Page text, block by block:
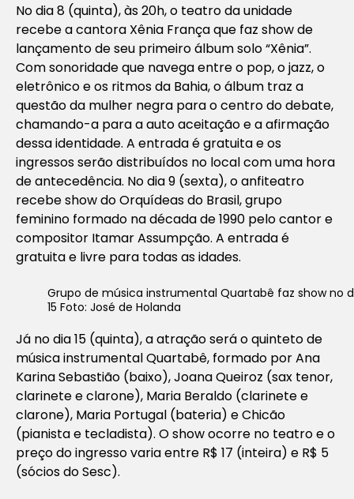
No dia 8 (quinta), às 20h, o teatro da unidade
recebe a cantora Xênia França que faz show de
lançamento de seu primeiro álbum solo “Xênia”.
Com sonoridade que navega entre o pop, o jazz, o
eletrônico e os ritmos da Bahia, o álbum traz a
questão da mulher negra para o centro do debate,
chamando-a para a auto aceitação e a afirmação
dessa identidade. A entrada é gratuita e os
ingressos serão distribuídos no local com uma hora
de antecedência. No dia 9 (sexta), o anfiteatro
recebe show do Orquídeas do Brasil, grupo
feminino formado na década de 1990 pelo cantor e
compositor Itamar Assumpção. A entrada é
gratuita e livre para todas as idades.
Grupo de música instrumental Quartabê faz show no
15 Foto: José de Holanda
Já no dia 15 (quinta), a atração será o quinteto de
música instrumental Quartabê, formado por Ana
Karina Sebastião (baixo), Joana Queiroz (sax tenor,
clarinete e clarone), Maria Beraldo (clarinete e
clarone), Maria Portugal (bateria) e Chicão
(pianista e tecladista). O show ocorre no teatro e o
preço do ingresso varia entre R$ 17 (inteira) e R$ 5
(sócios do Sesc).